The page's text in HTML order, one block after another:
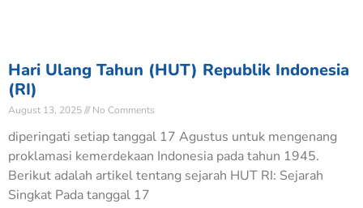
Hari Ulang Tahun (HUT) Republik Indonesia
(RI)
August 13, 2025 No Comments
diperingati setiap tanggal 17 Agustus untuk mengenang
proklamasi kemerdekaan Indonesia pada tahun 1945.
Berikut adalah artikel tentang sejarah HUT RI: Sejarah
Singkat Pada tanggal 17